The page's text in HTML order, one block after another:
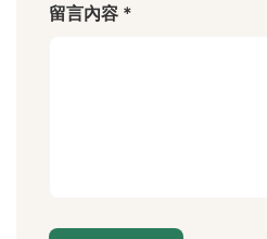
留言內容 *